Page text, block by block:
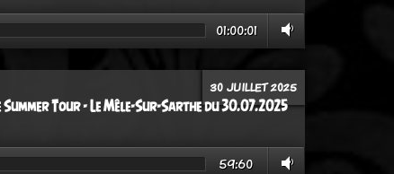
01:00:01
30 JUILLET 2025
Tour - Le Mêle-Sur-Sarthe du 30.07.2025
59:60